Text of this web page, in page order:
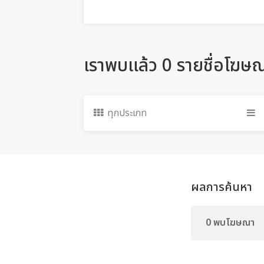
เราพบแล้ว 0 รายชื่อโฆษ
ทุกประเภท
ผลการค้นหา
0 พบโฆษณา